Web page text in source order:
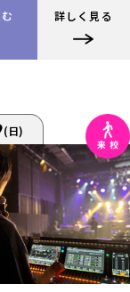
詳しく見る
(日)